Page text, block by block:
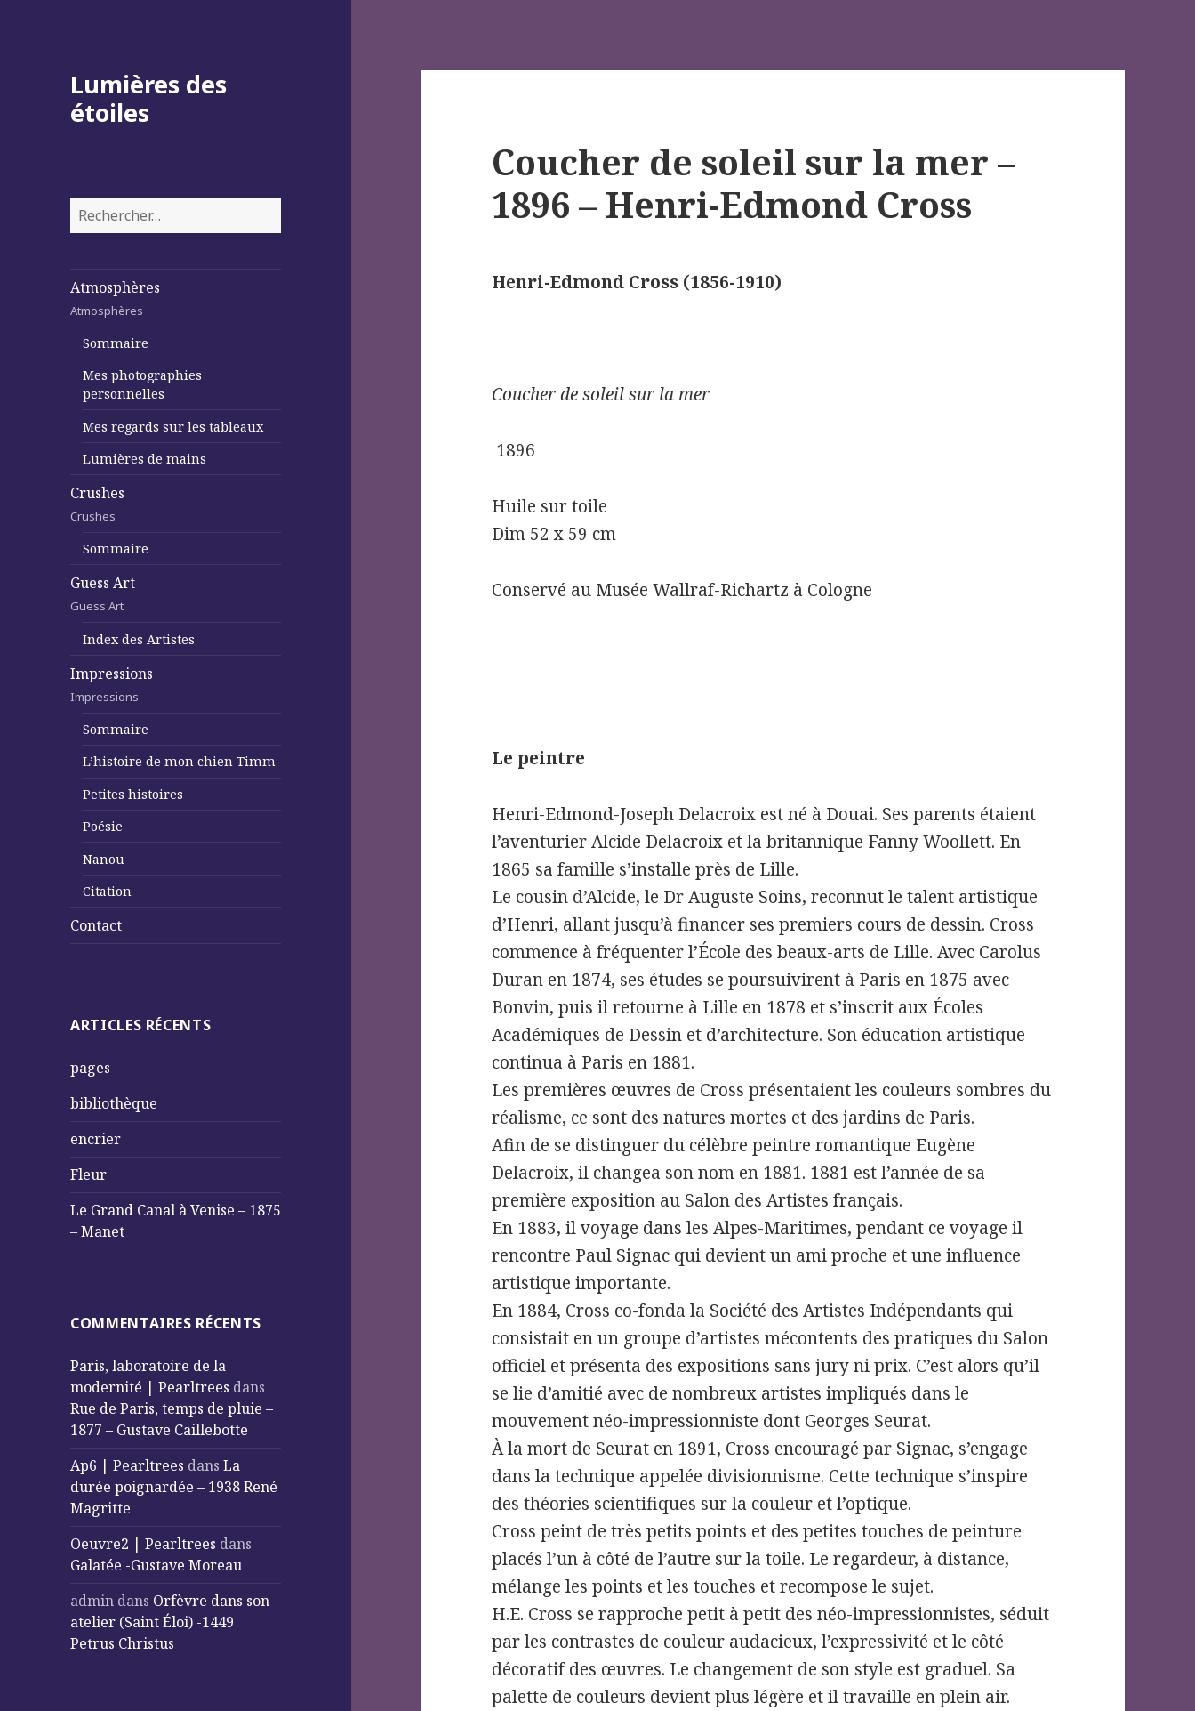
Lumières des
étoiles
Rechercher :
Atmosphères
Atmosphères
Sommaire
Mes photographies
personnelles
Mes regards sur les tableaux
Lumières de mains
Crushes
Crushes
Sommaire
Guess Art
Guess Art
Index des Artistes
Impressions
Impressions
Sommaire
L’histoire de mon chien Timm
Petites histoires
Poésie
Nanou
Citation
Contact
ARTICLES RÉCENTS
pages
bibliothèque
encrier
Fleur
Le Grand Canal à Venise – 1875
– Manet
COMMENTAIRES RÉCENTS
Paris, laboratoire de la
modernité | Pearltrees dans
Rue de Paris, temps de pluie –
1877 – Gustave Caillebotte
Ap6 | Pearltrees dansLa
durée poignardée – 1938 René
Magritte
Oeuvre2 | Pearltrees dans
Galatée -Gustave Moreau
admin dans Orfèvre dans son
atelier (Saint Éloi) -1449
Petrus Christus
Coucher de soleil sur la mer –
1896 – Henri-Edmond Cross
Henri-Edmond Cross (1856-1910)
Coucher de soleil sur la mer
1896
Huile sur toile
Dim 52 x 59 cm
Conservé au Musée Wallraf-Richartz à Cologne
Le peintre
Henri-Edmond-Joseph Delacroix est né à Douai. Ses parents étaient
l’aventurier Alcide Delacroix et la britannique Fanny Woollett. En
1865 sa famille s’installe près de Lille.
Le cousin d’Alcide, le Dr Auguste Soins, reconnut le talent artistique
d’Henri, allant jusqu’à financer ses premiers cours de dessin. Cross
commence à fréquenter l’École des beaux-arts de Lille. Avec Carolus
Duran en 1874, ses études se poursuivirent à Paris en 1875 avec
Bonvin, puis il retourne à Lille en 1878 et s’inscrit aux Écoles
Académiques de Dessin et d’architecture. Son éducation artistique
continua à Paris en 1881.
Les premières œuvres de Cross présentaient les couleurs sombres du
réalisme, ce sont des natures mortes et des jardins de Paris.
Afin de se distinguer du célèbre peintre romantique Eugène
Delacroix, il changea son nom en 1881. 1881 est l’année de sa
première exposition au Salon des Artistes français.
En 1883, il voyage dans les Alpes-Maritimes, pendant ce voyage il
rencontre Paul Signac qui devient un ami proche et une influence
artistique importante.
En 1884, Cross co-fonda la Société des Artistes Indépendants qui
consistait en un groupe d’artistes mécontents des pratiques du Salon
officiel et présenta des expositions sans jury ni prix. C’est alors qu’il
se lie d’amitié avec de nombreux artistes impliqués dans le
mouvement néo-impressionniste dont Georges Seurat.
À la mort de Seurat en 1891, Cross encouragé par Signac, s’engage
dans la technique appelée divisionnisme. Cette technique s’inspire
des théories scientifiques sur la couleur et l’optique.
Cross peint de très petits points et des petites touches de peinture
placés l’un à côté de l’autre sur la toile. Le regardeur, à distance,
mélange les points et les touches et recompose le sujet.
H.E. Cross se rapproche petit à petit des néo-impressionnistes, séduit
par les contrastes de couleur audacieux, l’expressivité et le côté
décoratif des œuvres. Le changement de son style est graduel. Sa
palette de couleurs devient plus légère et il travaille en plein air.